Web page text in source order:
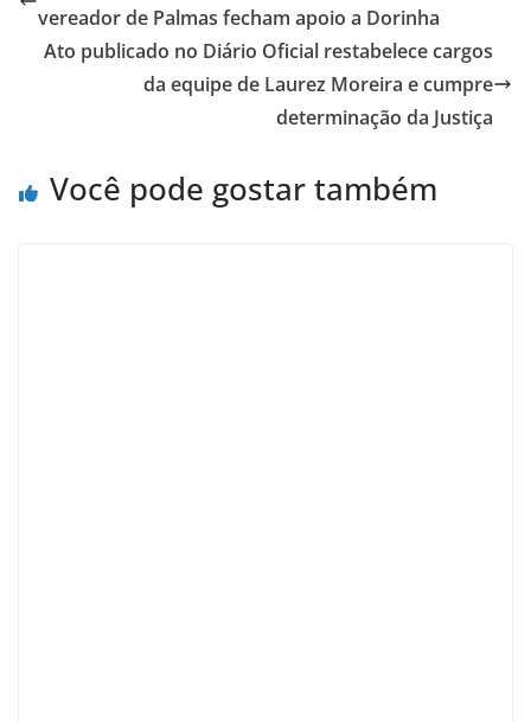
vereador de Palmas fecham apoio a Dorinha
Ato publicado no Diário Oficial restabelece cargos
da equipe de Laurez Moreira e cumpre
determinação da Justiça
Você pode gostar também